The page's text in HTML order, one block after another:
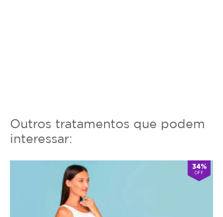
Outros tratamentos que podem
interessar:
34%
OFF